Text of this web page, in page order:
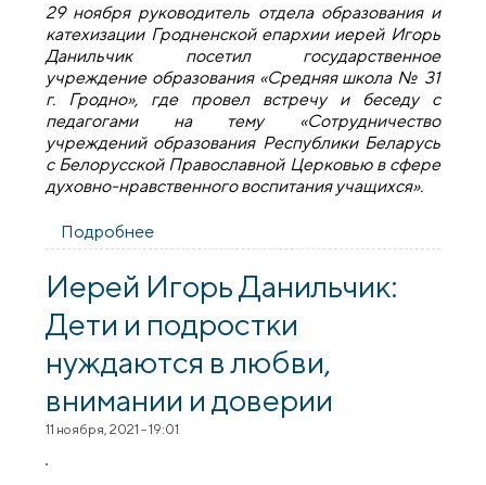
29 ноября руководитель отдела образования и
катехизации Гродненской епархии иерей Игорь
Данильчик посетил государственное
учреждение образования «Средняя школа № 31
г. Гродно», где провел встречу и беседу с
педагогами на тему «Сотрудничество
учреждений образования Республики Беларусь
с Белорусской Православной Церковью в сфере
духовно-нравственного воспитания учащихся».
Подробнее
с коллективом гродненской средней
школы № 31
Иерей Игорь Данильчик:
Дети и подростки
нуждаются в любви,
внимании и доверии
11 ноября, 2021 - 19:01